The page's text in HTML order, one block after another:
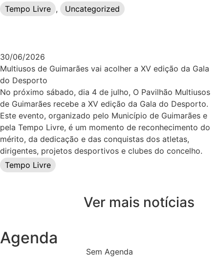
Tempo Livre , Uncategorized
30/06/2026
Multiusos de Guimarães vai acolher a XV edição da Gala
do Desporto
No próximo sábado, dia 4 de julho, O Pavilhão Multiusos
de Guimarães recebe a XV edição da Gala do Desporto.
Este evento, organizado pelo Município de Guimarães e
pela Tempo Livre, é um momento de reconhecimento do
mérito, da dedicação e das conquistas dos atletas,
dirigentes, projetos desportivos e clubes do concelho.
Tempo Livre
Ver mais notícias
Agenda
Sem Agenda